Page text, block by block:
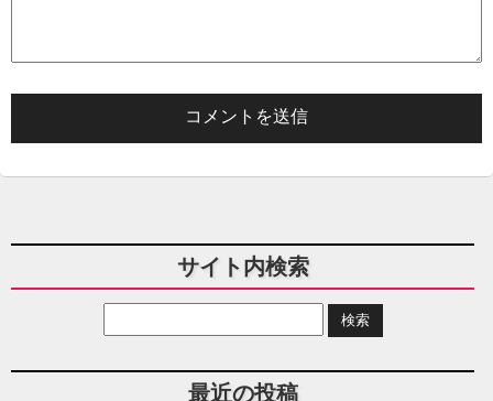
サイト内検索
最近の投稿